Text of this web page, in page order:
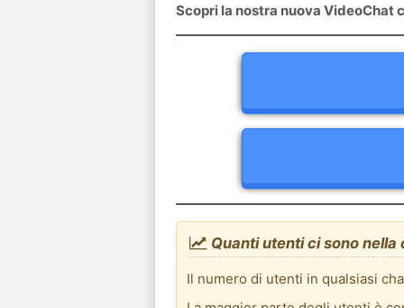
Scopri la nostra nuova VideoChat
Quanti utenti ci sono nella
Il numero di utenti in qualsiasi